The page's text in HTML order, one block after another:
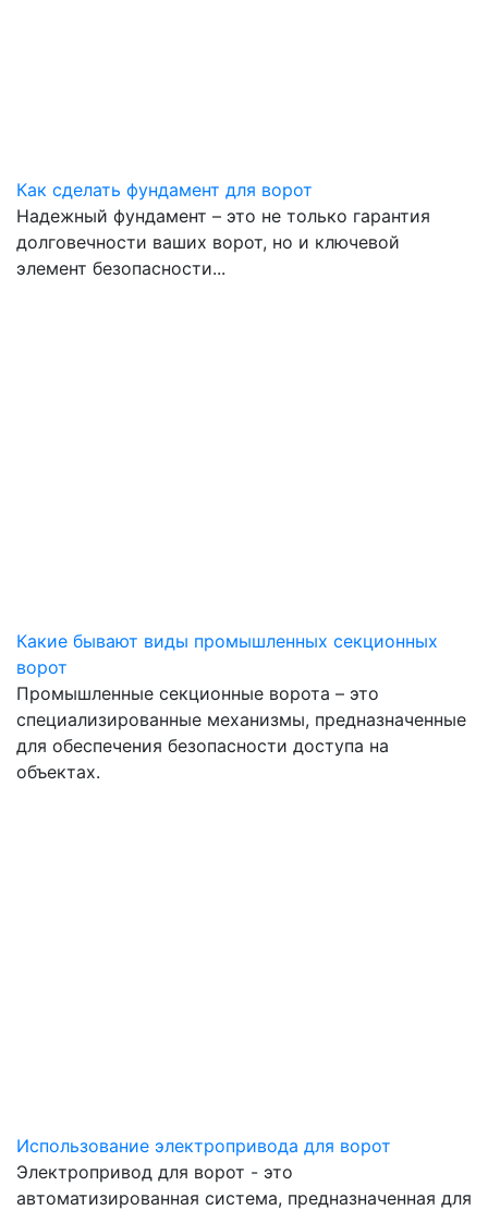
Как сделать фундамент для ворот
Надежный фундамент – это не только гарантия
долговечности ваших ворот, но и ключевой
элемент безопасности...
Какие бывают виды промышленных секционных
ворот
Промышленные секционные ворота – это
специализированные механизмы, предназначенные
для обеспечения безопасности доступа на
объектах.
Использование электропривода для ворот
Электропривод для ворот - это
автоматизированная система, предназначенная для